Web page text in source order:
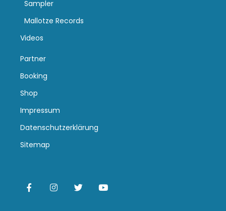
Sampler
Mallotze Records
Videos
Partner
Booking
Shop
Impressum
Datenschutzerklärung
Sitemap